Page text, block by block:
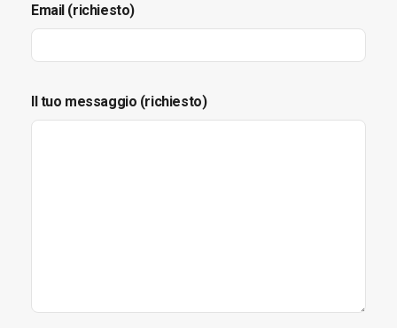
Email (richiesto)
Il tuo messaggio (richiesto)